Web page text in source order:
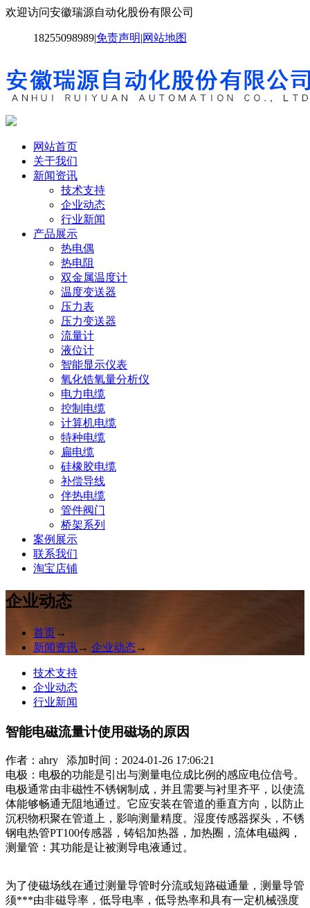
欢迎访问安徽瑞源自动化股份有限公司
18255098989|免责声明|网站地图
网站首页
关于我们
新闻资讯
技术支持
企业动态
行业新闻
产品展示
热电偶
热电阻
双金属温度计
温度变送器
压力表
压力变送器
流量计
液位计
智能显示仪表
氧化锆氧量分析仪
电力电缆
控制电缆
计算机电缆
特种电缆
扁电缆
硅橡胶电缆
补偿导线
伴热电缆
管件阀门
桥架系列
案例展示
联系我们
淘宝店铺
企业动态
首页→
新闻资讯→ 企业动态→
技术支持
企业动态
行业新闻
智能电磁流量计使用磁场的原因
作者： ahry 添加时间：2024-01-26 17:06:21
电极：电极的功能是引出与测量电位成比例的感应电位信号。
电极通常由非磁性不锈钢制成，并且需要与衬里齐平，以使流
体能够畅通无阻地通过。它应安装在管道的垂直方向，以防止
沉积物积聚在管道上，影响测量精度。湿度传感器探头，不锈
钢电热管PT100传感器，铸铝加热器，加热圈，流体电磁阀，
测量管：其功能是让被测导电液通过。
为了使磁场线在通过测量导管时分流或短路磁通量，测量导管
须***由非磁导率，低导电率，低导热率和具有一定机械强度